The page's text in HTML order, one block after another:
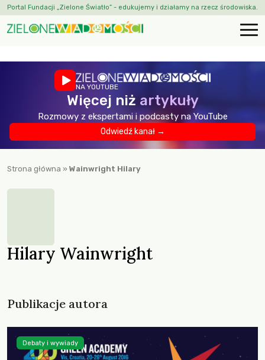
Portal Fundacji „Zielone Światło” - edukujemy i działamy na rzecz środowiska.
NA YOUTUBE
Więcej niż artykuły
Rozmowy z ekspertami i podcasty na YouTube
Odwiedź kanał →
Strona główna » Wainwright Hilary
Hilary Wainwright
Publikacje autora
Debaty i wywiady